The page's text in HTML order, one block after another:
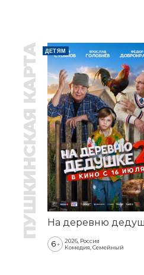
ПУШКИНСКАЯ КАРТА ДЕТЯМ
6+
2026, Россия
Комедия, Семейный